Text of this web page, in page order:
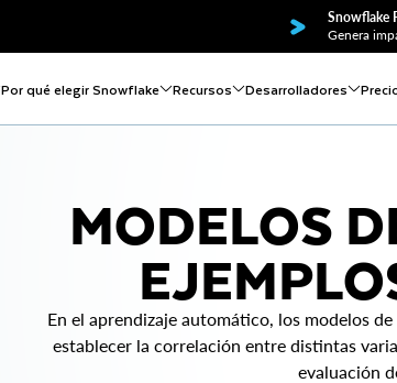
Snowflake
Genera
Por qué elegir Snowflake Recursos Desarrolladores
MODELOS
En el aprendizaje automático, los modelos
establecer la correlación entre distintas
evaluación